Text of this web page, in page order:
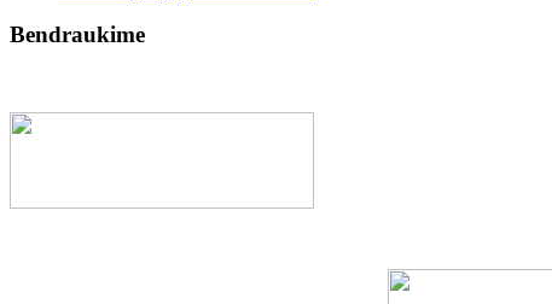
Bendraukime